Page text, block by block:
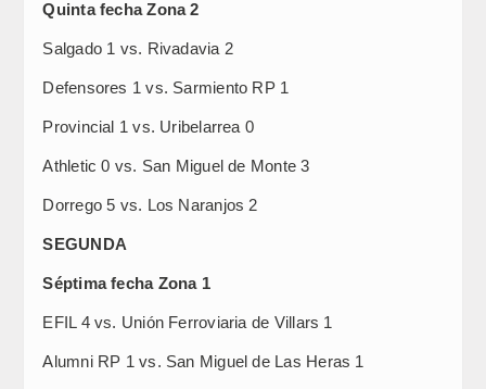
Quinta fecha Zona 2
Salgado 1 vs. Rivadavia 2
Defensores 1 vs. Sarmiento RP 1
Provincial 1 vs. Uribelarrea 0
Athletic 0 vs. San Miguel de Monte 3
Dorrego 5 vs. Los Naranjos 2
SEGUNDA
Séptima fecha Zona 1
EFIL 4 vs. Unión Ferroviaria de Villars 1
Alumni RP 1 vs. San Miguel de Las Heras 1